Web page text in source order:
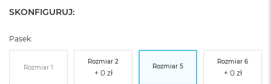
SKONFIGURUJ:
Pasek:
Rozmiar 1
Rozmiar 2
Rozmiar 5
Rozmiar 6